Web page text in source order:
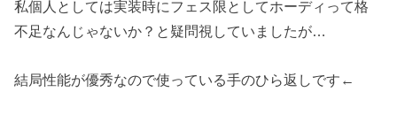
私個人としては実装時にフェス限としてホーディって格
不足なんじゃないか？と疑問視していましたが…
結局性能が優秀なので使っている手のひら返しです←